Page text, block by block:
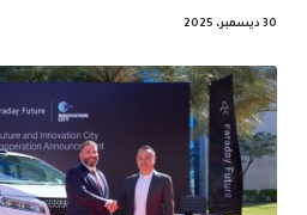
30 ديسمبر، 2025